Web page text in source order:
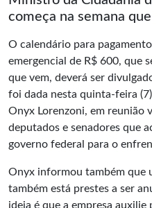
começa na semana
O calendário para
emergencial de R$ 600, que
que vem, deverá ser
foi dada nesta quinta-feira
Onyx Lorenzoni, em reunião
deputados e senadores que
governo federal para o
Onyx informou também que
também está prestes a ser
ideia é que a empresa auxilie